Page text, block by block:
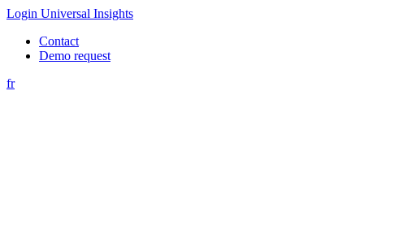
Login Universal Insights
Contact
Demo request
fr